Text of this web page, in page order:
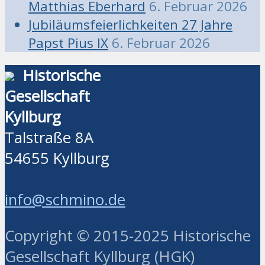
Matthias Eberhard 6. Februar 2026
Jubiläumsfeierlichkeiten 27 Jahre
Papst Pius IX 6. Februar 2026
Historische
Gesellschaft
Kyllburg
Talstraße 8A
54655 Kyllburg
info@schmino.de
Copyright © 2015-2025 Historische
Gesellschaft Kyllburg (HGK)